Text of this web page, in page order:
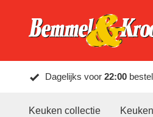
Dagelijks voor 22:00
Keuken collectie